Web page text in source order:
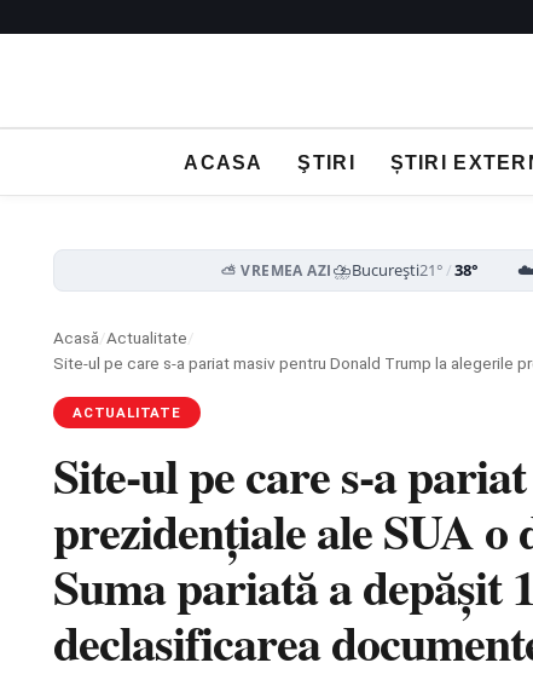
ACASA ŞTIRI ȘTIRI
⛅ VREMEA AZI ⛈️București21°/38°
Acasă/Actualitate/
ACTUALITATE
Site-ul pe care s-a
prezidențiale ale SUA
Suma pariată a
declasificarea